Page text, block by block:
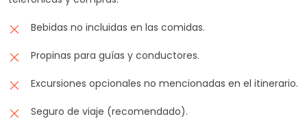
Bebidas no incluidas en las comidas.
Propinas para guías y conductores.
Excursiones opcionales no mencionadas en el itinerario.
Seguro de viaje (recomendado).